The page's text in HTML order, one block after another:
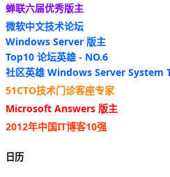
蝉联六届优秀版主
微软中文技术论坛
Windows Server 版主
Top10 论坛英雄 - NO.6
社区英雄 Windows Server System
51CTO技术门诊客座专家
Microsoft Answers 版主
2012年中国IT博客10强
日历